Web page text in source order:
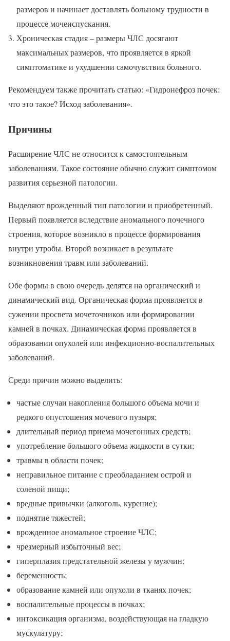
размеров и начинает доставлять больному трудности в
процессе мочеиспускания.
Хроническая стадия – размеры ЧЛС досягают
максимальных размеров, что проявляется в яркой
симптоматике и ухудшении самочувствия больного.
Рекомендуем также прочитать статью: «Гидронефроз почек:
что это такое? Исход заболевания».
Причины
Расширение ЧЛС не относится к самостоятельным
заболеваниям. Такое состояние обычно служит симптомом
развития серьезной патологии.
Выделяют врожденный тип патологии и приобретенный.
Первый появляется вследствие аномального почечного
строения, которое возникло в процессе формирования
внутри утробы. Второй возникает в результате
возникновения травм или заболеваний.
Обе формы в свою очередь делятся на органический и
динамический вид. Органическая форма проявляется в
сужении просвета мочеточников или формировании
камней в почках. Динамическая форма проявляется в
образовании опухолей или инфекционно-воспалительных
заболеваний.
Среди причин можно выделить:
частые случаи накопления большого объема мочи и
редкого опустошения мочевого пузыря;
длительный период приема мочегонных средств;
употребление большого объема жидкости в сутки;
травмы в области почек;
неправильное питание с преобладанием острой и
соленой пищи;
вредные привычки (алкоголь, курение);
поднятие тяжестей;
врожденное аномальное строение ЧЛС;
чрезмерный избыточный вес;
гиперплазия предстательной железы у мужчин;
беременность;
образование камней или опухоли в тканях почек;
воспалительные процессы в почках;
интоксикация организма, воздействующая на гладкую
мускулатуру;